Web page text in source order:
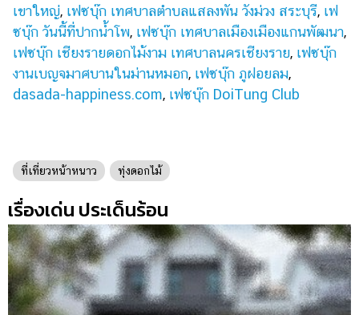
เขาใหญ่, เฟซบุ๊ก เทศบาลตำบลแสลงพัน วังม่วง สระบุรี, เฟ
ซบุ๊ก วันนี้ที่ปากน้ำโพ, เฟซบุ๊ก เทศบาลเมืองเมืองแกนพัฒนา,
เฟซบุ๊ก เชียงรายดอกไม้งาม เทศบาลนครเชียงราย, เฟซบุ๊ก
งานเบญจมาศบานในม่านหมอก, เฟซบุ๊ก ภูฝอยลม,
dasada-happiness.com, เฟซบุ๊ก DoiTung Club
ที่เที่ยวหน้าหนาว ทุ่งดอกไม้
เรื่องเด่น ประเด็นร้อน